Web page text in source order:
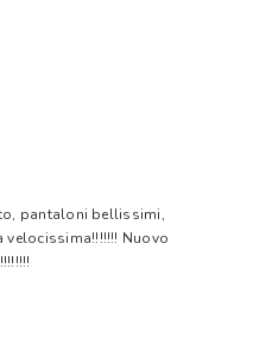
pantaloni bellissimi,
velocissima!!!!!!! Nuovo